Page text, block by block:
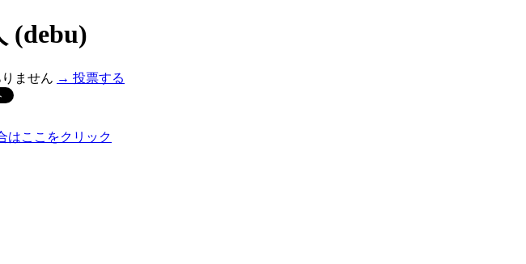
(debu)
ません → 投票する
はここをクリック